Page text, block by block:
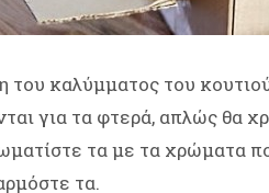
του καλύμματος του
για τα φτερά, απλώς θα
τα με τα χρώματα
τα.